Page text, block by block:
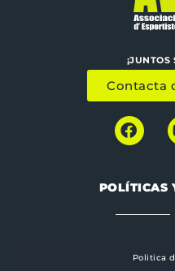
¡JUNTOS
Contacta
POLÍTICAS
Politica